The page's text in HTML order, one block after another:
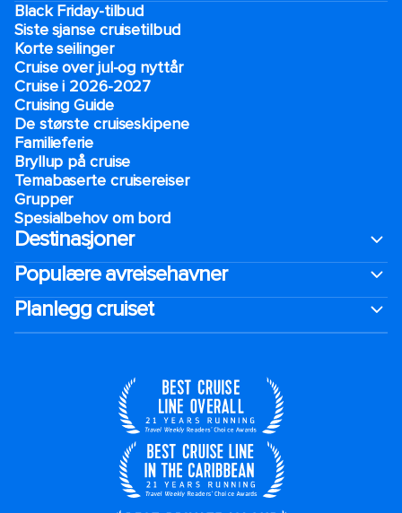
Black Friday-tilbud
Siste sjanse cruisetilbud
Korte seilinger
Cruise over jul-og nyttår
Cruise i 2026-2027
Cruising Guide
De største cruiseskipene
Familieferie
Bryllup på cruise
Temabaserte cruisereiser
Grupper
Spesialbehov om bord
Destinasjoner
Populære avreisehavner
Planlegg cruiset